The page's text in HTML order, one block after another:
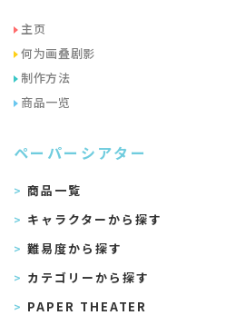
主页
何为画叠剧影
制作方法
商品一览
ペーパーシアター
商品一覧
キャラクターから探す
難易度から探す
カテゴリーから探す
PAPER THEATER